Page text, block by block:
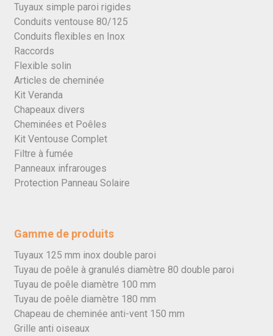
Tuyaux simple paroi rigides
Conduits ventouse 80/125
Conduits flexibles en Inox
Raccords
Flexible solin
Articles de cheminée
Kit Veranda
Chapeaux divers
Cheminées et Poêles
Kit Ventouse Complet
Filtre à fumée
Panneaux infrarouges
Protection Panneau Solaire
Gamme de produits
Tuyaux 125 mm inox double paroi
Tuyau de poêle à granulés diamètre 80 double paroi
Tuyau de poêle diamètre 100 mm
Tuyau de poêle diamètre 180 mm
Chapeau de cheminée anti-vent 150 mm
Grille anti oiseaux